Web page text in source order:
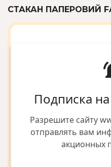
Подписка
Разрешите сайту
отправлять вам
акционных
СТАКАН ПАПЕРОВИЙ